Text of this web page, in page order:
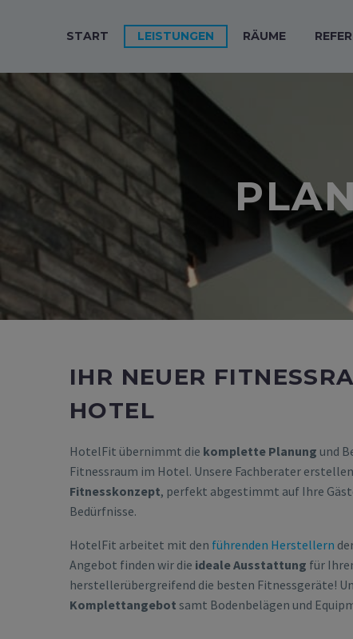
START LEISTUNGEN RÄUME
IHR NEUER
HOTEL
HotelFit übernimmt die komplette Planung und
Fitnessraum im Hotel. Unsere Fachberater
Fitnesskonzept, perfekt abgestimmt auf Ihre
Bedürfnisse.
HotelFit arbeitet mit den führenden Herstellern
Angebot finden wir die ideale Ausstattung für
herstellerübergreifend die besten Fitnessgeräte!
Komplettangebot samt Bodenbelägen und